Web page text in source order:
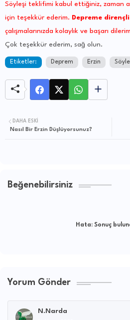
Söyleşi teklifimi kabul ettiğiniz, zaman
için teşekkür ederim. Depreme
çalışmalarınızda kolaylık ve başarı
Çok teşekkür ederim, sağ olun.
Etiketler: Deprem Erzin
DAHA ESKI
Nasıl Bir Erzin Düşlüyorsunuz?
Beğenebilirsiniz
Hata: Sonuç
Yorum Gönder
N.Narda